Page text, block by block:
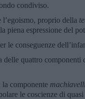
condiviso.
l’egoismo, proprio della
piena espressione del
le conseguenze
delle quattro componenti
componente
le coscienze di